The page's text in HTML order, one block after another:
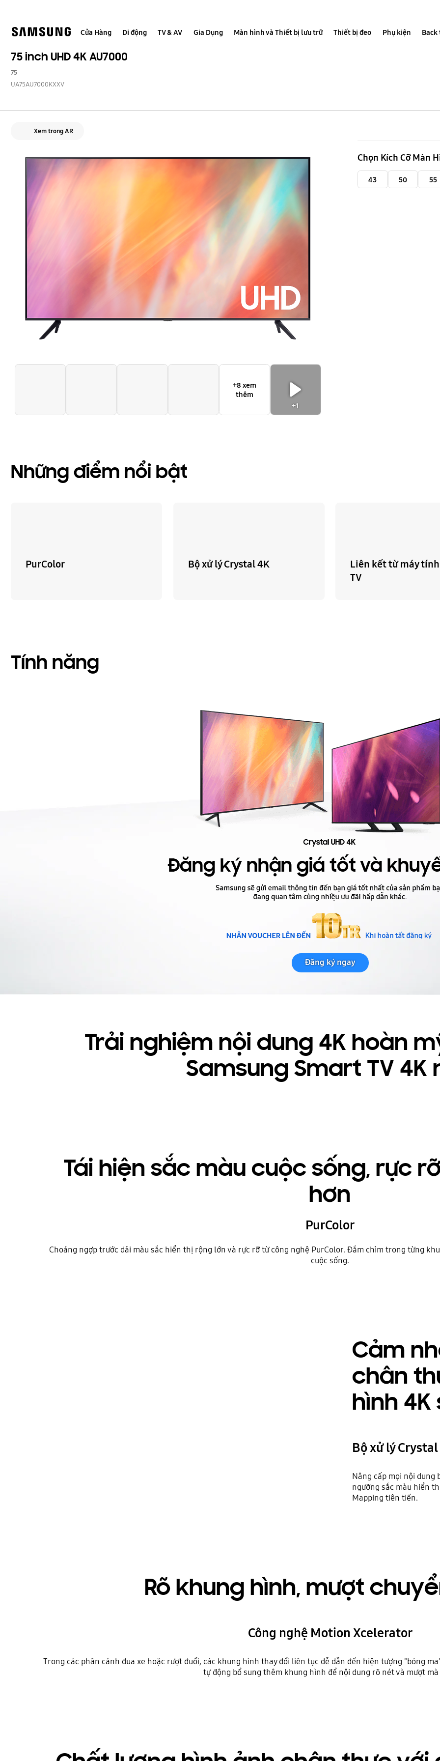
Cửa Hàng Di động TV & AV Gia Dụng Màn hình và Thiết bị lưu trữ Thiết bị đeo Phụ kiện Back
75 inch UHD 4K AU7000
75
UA75AU7000KXXV
UHD
+8 xem
thêm
+1
Xem trong AR
Chọn Kích Cỡ Màn
43 50 55
Những điểm nổi bật
PurColor Bộ xử lý Crystal 4K
Liên kết từ máy
TV
Tính năng
Đăng ký ngay
Trải nghiệm nội dung 4K hoàn
Samsung ​Smart TV 4K
Tái hiện sắc màu cuộc sống, rực
hơn
PurColor
Choáng ngợp trước dải màu sắc hiển thị rộng lớn và rực rỡ từ công nghệ PurColor. Đắm chìm trong từng
cuộc sống.
Cảm
chân
hình
Bộ xử lý
Nâng cấp mọi nội dung
ngưỡng sắc màu hiển
Mapping tiên tiến.
Rõ khung hình, mượt
Công nghệ Motion Xcelerator
Trong các phân cảnh đua xe hoặc rượt đuổi, các khung hình thay đổi liên tục dễ dẫn đến hiện tượng "bóng
tự động bổ sung thêm khung hình để nội dung rõ nét và mượt